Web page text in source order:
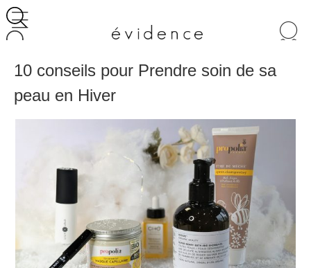
10 conseils pour Prendre soin de sa
peau en Hiver